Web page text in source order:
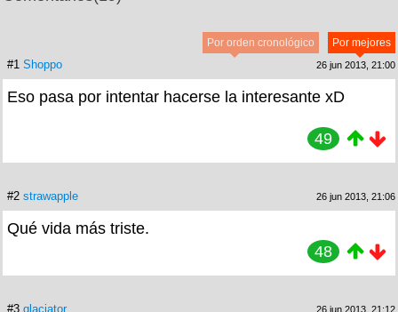
Por mejores
Por orden cronológico
#1 Shoppo 26 jun 2013, 21:00
Eso pasa por intentar hacerse la interesante xD
49
#2 strawapple 26 jun 2013, 21:06
Qué vida más triste.
48
#3 glaciator 26 jun 2013, 21:12